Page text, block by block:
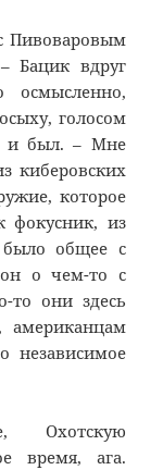
Пивоваровым
Бацик вдруг
осмысленно,
голосом
и был. – Мне
киберовских
которое
фокусник, из
общее с
о чем-то с
то они здесь
американцам
независимое
Охотскую
время, ага.